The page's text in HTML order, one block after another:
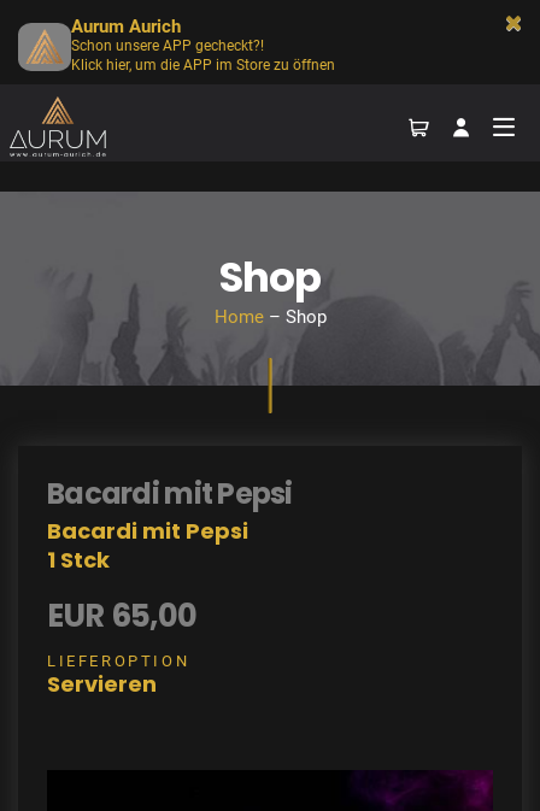
Shop
Home– Shop
Bacardi mit Pepsi
Bacardi mit Pepsi
1 Stck
EUR 65,00
LIEFEROPTION
Servieren
Aurum Aurich
Schon unsere APP gecheckt?!
Klick hier, um die APP im Store zu öffnen